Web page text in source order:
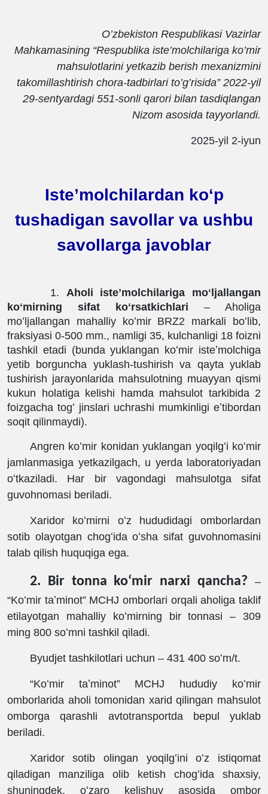
O’zbekiston Respublikasi Vazirlar
Mahkamasining “Respublika iste’molchilariga ko’mir
mahsulotlarini yetkazib berish mexanizmini
takomillashtirish chora-tadbirlari to’g’risida” 2022-yil
29-sentyardagi 551-sonli qarori bilan tasdiqlangan
Nizom asosida tayyorlandi.
2025-yil 2-iyun
Isteʼmolchilardan koʻp
tushadigan savollar va ushbu
savollarga javoblar
1. Aholi isteʼmolchilariga moʻljallangan
koʻmirning sifat koʻrsatkichlari ‒ Aholiga
moʻljallangan mahalliy koʻmir BRZ2 markali boʻlib,
fraksiyasi 0-500 mm., namligi 35, kulchanligi 18 foizni
tashkil etadi (bunda yuklangan koʻmir isteʼmolchiga
yetib borguncha yuklash-tushirish va qayta yuklab
tushirish jarayonlarida mahsulotning muayyan qismi
kukun holatiga kelishi hamda mahsulot tarkibida 2
foizgacha togʻ jinslari uchrashi mumkinligi eʼtibordan
soqit qilinmaydi).
Angren koʻmir konidan yuklangan yoqilgʻi koʻmir
jamlanmasiga yetkazilgach, u yerda laboratoriyadan
oʻtkaziladi. Har bir vagondagi mahsulotga sifat
guvohnomasi beriladi.
Xaridor koʻmirni oʻz hududidagi omborlardan
sotib olayotgan chogʻida oʻsha sifat guvohnomasini
talab qilish huquqiga ega.
2. Bir tonna koʻmir narxi qancha? ‒
“Koʻmir taʼminot”MCHJ omborlari orqali aholiga taklif
etilayotgan mahalliy koʻmirning bir tonnasi ‒ 309
ming 800 soʻmni tashkil qiladi.
Byudjet tashkilotlari uchun – 431 400 soʻm/t.
“Koʻmir taʼminot”MCHJ hududiy koʻmir
omborlarida aholi tomonidan xarid qilingan mahsulot
omborga qarashli avtotransportda bepul yuklab
beriladi.
Xaridor sotib olingan yoqilgʻini oʻz istiqomat
qiladigan manziliga olib ketish chogʻida shaxsiy,
shuningdek, oʻzaro kelishuv asosida ombor